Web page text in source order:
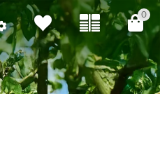
0